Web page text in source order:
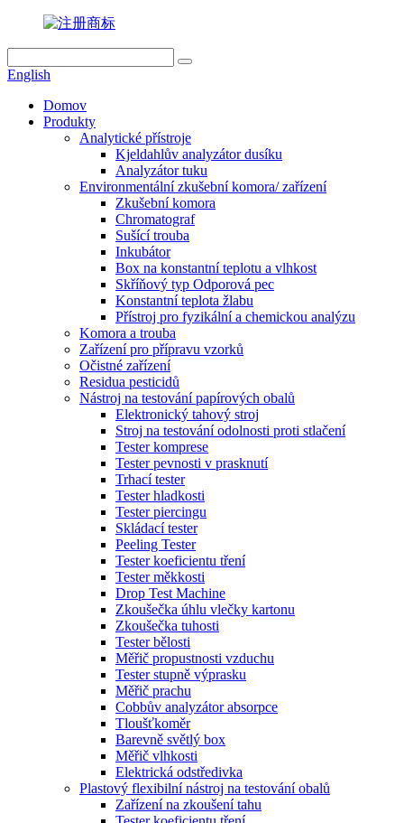
English
Domov
Produkty
Analytické přístroje
Kjeldahlův analyzátor dusíku
Analyzátor tuku
Environmentální zkušební komora/ zařízení
Zkušební komora
Chromatograf
Sušící trouba
Inkubátor
Box na konstantní teplotu a vlhkost
Skříňový typ Odporová pec
Konstantní teplota žlabu
Přístroj pro fyzikální a chemickou analýzu
Komora a trouba
Zařízení pro přípravu vzorků
Očistné zařízení
Residua pesticidů
Nástroj na testování papírových obalů
Elektronický tahový stroj
Stroj na testování odolnosti proti stlačení
Tester komprese
Tester pevnosti v prasknutí
Trhací tester
Tester hladkosti
Tester piercingu
Skládací tester
Peeling Tester
Tester koeficientu tření
Tester měkkosti
Drop Test Machine
Zkoušečka úhlu vlečky kartonu
Zkoušečka tuhosti
Tester bělosti
Měřič propustnosti vzduchu
Tester stupně výprasku
Měřič prachu
Cobbův analyzátor absorpce
Tloušťkoměr
Barevně světlý box
Měřič vlhkosti
Elektrická odstředivka
Plastový flexibilní nástroj na testování obalů
Zařízení na zkoušení tahu